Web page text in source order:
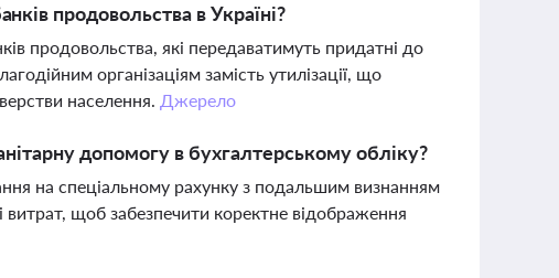
продовольства в Україні?
продовольства, які передаватимуть придатні до
організаціям замість утилізації, що
населення. Джерело
допомогу в бухгалтерському обліку?
на спеціальному рахунку з подальшим визнанням
витрат, щоб забезпечити коректне відображення